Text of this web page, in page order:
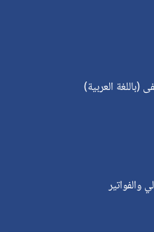
العربية)
والفواتير